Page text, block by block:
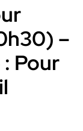
–
Pour